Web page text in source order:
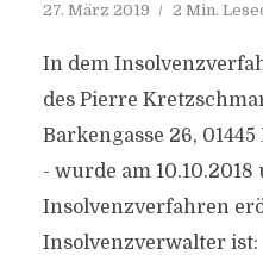
27. März 2019 2 Min.
In dem
des Pierre
Barkengasse 26, 01445
- wurde am 10.10.2018
Insolvenzverfahren
Insolvenzverwalter ist: